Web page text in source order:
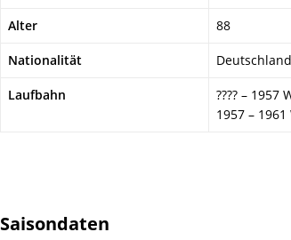
Alter 88
Nationalität Deutschland
Laufbahn
???? – 1957
1957 –
Saisondaten